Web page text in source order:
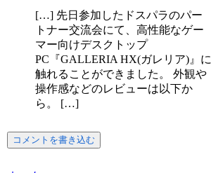
[…] 先日参加したドスパラのパー
トナー交流会にて、高性能なゲー
マー向けデスクトップ
PC『GALLERIA HX(ガレリア)』に
触れることができました。 外観や
操作感などのレビューは以下か
ら。 […]
コメントを書き込む